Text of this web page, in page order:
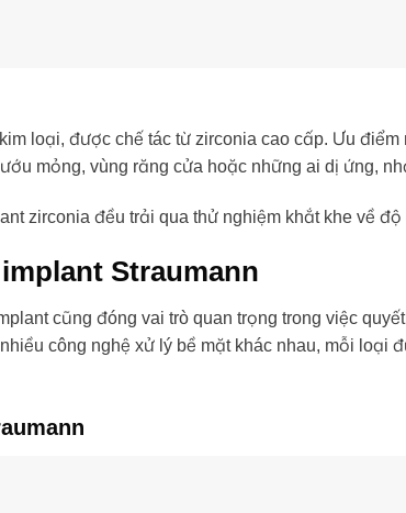
loại, được chế tác từ zirconia cao cấp. Ưu
mỏng, vùng răng cửa hoặc những ai dị ứng,
zirconia đều trải qua thử nghiệm khắt khe về
Straumann
cũng đóng vai trò quan trọng trong việc
công nghệ xử lý bề mặt khác nhau, mỗi